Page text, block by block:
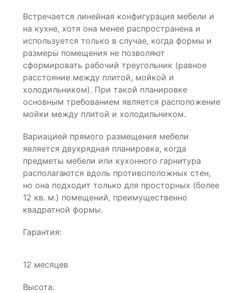
Встречается линейная конфигурация мебели и
на кухне, хотя она менее распространена и
используется только в случае, когда формы и
размеры помещения не позволяют
сформировать рабочий треугольник (равное
расстояние между плитой, мойкой и
холодильником). При такой планировке
основным требованием является расположение
мойки между плитой и холодильником.
Вариацией прямого размещения мебели
является двухрядная планировка, когда
предметы мебели или кухонного гарнитура
располагаются вдоль противоположных стен,
но она подходит только для просторных (более
12 кв. м.) помещений, преимущественно
квадратной формы.
Гарантия:
12 месяцев
Высота: